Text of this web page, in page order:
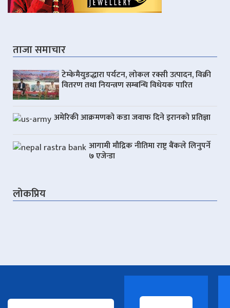
ताजा समाचार
टेम्केमैयुङद्धारा पर्यटन, लोकल रक्सी उत्पादन, विक्री
वितरण तथा नियन्त्रण सम्बन्धि विधेयक पारित
अमेरिकी आक्रमणको कडा जवाफ दिने इरानको प्रतिज्ञा
आगामी मौद्रिक नीतिमा राष्ट्र बैंकले लिनुपर्ने
७ एजेन्डा
लोकप्रिय